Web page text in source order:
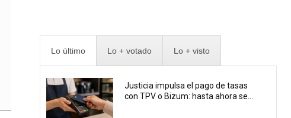
Lo último Lo + votado Lo + visto
Justicia impulsa el pago de tasas
con TPV o Bizum: hasta ahora se...